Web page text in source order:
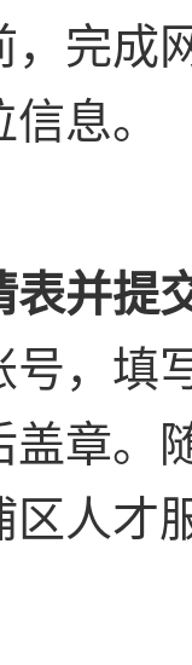
，完成
息。
表并提
号，填
盖章。
区人才